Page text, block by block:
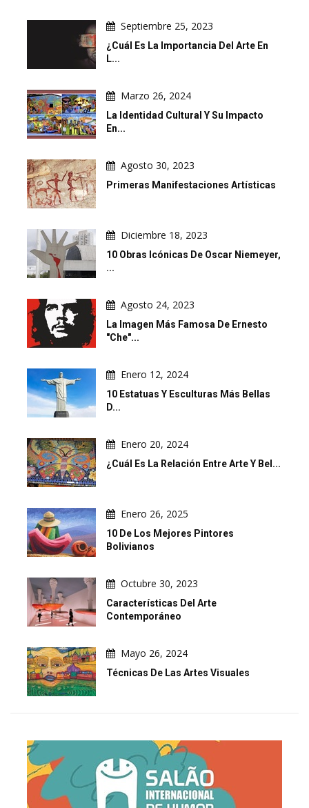
Septiembre 25, 2023
¿Cuál Es La Importancia Del Arte En
L...
Marzo 26, 2024
La Identidad Cultural Y Su Impacto
En...
Agosto 30, 2023
Primeras Manifestaciones Artísticas
Diciembre 18, 2023
10 Obras Icónicas De Oscar Niemeyer,
...
Agosto 24, 2023
La Imagen Más Famosa De Ernesto
"Che"...
Enero 12, 2024
10 Estatuas Y Esculturas Más Bellas
D...
Enero 20, 2024
¿Cuál Es La Relación Entre Arte Y Bel...
Enero 26, 2025
10 De Los Mejores Pintores
Bolivianos
Octubre 30, 2023
Características Del Arte
Contemporáneo
Mayo 26, 2024
Técnicas De Las Artes Visuales